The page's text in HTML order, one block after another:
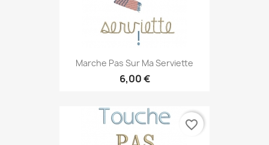
Marche Pas Sur Ma Serviette
6,00 €
favorite_border